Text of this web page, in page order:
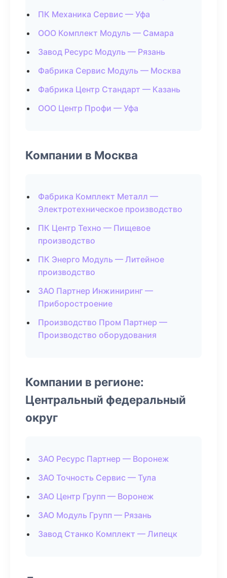
ПК Механика Сервис — Уфа
ООО Комплект Модуль — Самара
Завод Ресурс Модуль — Рязань
Фабрика Сервис Модуль — Москва
Фабрика Центр Стандарт — Казань
ООО Центр Профи — Уфа
Компании в Москва
Фабрика Комплект Металл —
Электротехническое производство
ПК Центр Техно — Пищевое
производство
ПК Энерго Модуль — Литейное
производство
ЗАО Партнер Инжиниринг —
Приборостроение
Производство Пром Партнер —
Производство оборудования
Компании в регионе:
Центральный федеральный
округ
ЗАО Ресурс Партнер — Воронеж
ЗАО Точность Сервис — Тула
ЗАО Центр Групп — Воронеж
ЗАО Модуль Групп — Рязань
Завод Станко Комплект — Липецк